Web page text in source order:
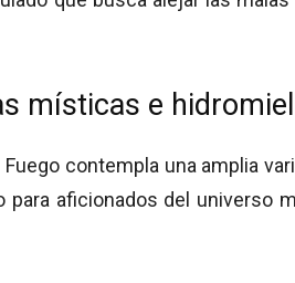
místicas e
contempla una amplia
para aficionados del universo